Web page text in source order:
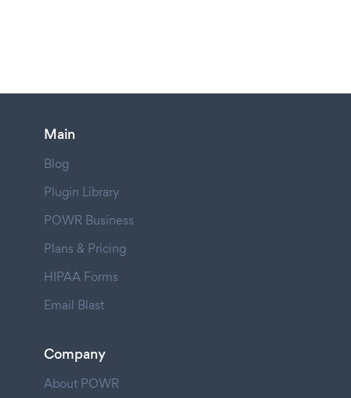
Main
Blog
Plugin Library
POWR Business
Plans & Pricing
HIPAA Forms
Email Blast
Company
About POWR